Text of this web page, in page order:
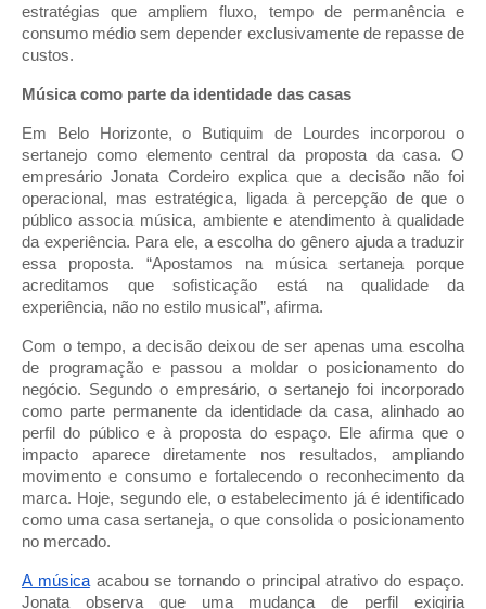
estratégias que ampliem fluxo, tempo de permanência e
consumo médio sem depender exclusivamente de repasse de
custos.
Música como parte da identidade das casas
Em Belo Horizonte, o Butiquim de Lourdes incorporou o
sertanejo como elemento central da proposta da casa. O
empresário Jonata Cordeiro explica que a decisão não foi
operacional, mas estratégica, ligada à percepção de que o
público associa música, ambiente e atendimento à qualidade
da experiência. Para ele, a escolha do gênero ajuda a traduzir
essa proposta. “Apostamos na música sertaneja porque
acreditamos que sofisticação está na qualidade da
experiência, não no estilo musical”, afirma.
Com o tempo, a decisão deixou de ser apenas uma escolha
de programação e passou a moldar o posicionamento do
negócio. Segundo o empresário, o sertanejo foi incorporado
como parte permanente da identidade da casa, alinhado ao
perfil do público e à proposta do espaço. Ele afirma que o
impacto aparece diretamente nos resultados, ampliando
movimento e consumo e fortalecendo o reconhecimento da
marca. Hoje, segundo ele, o estabelecimento já é identificado
como uma casa sertaneja, o que consolida o posicionamento
no mercado.
A músicaacabou se tornando o principal atrativo do espaço.
Jonata observa que uma mudança de perfil exigiria